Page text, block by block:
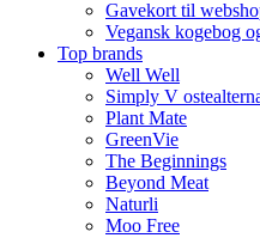
Gavekort til
Vegansk kogebog
Top brands
Well Well
Simply V
Plant Mate
GreenVie
The Beginnings
Beyond Meat
Naturli
Moo Free